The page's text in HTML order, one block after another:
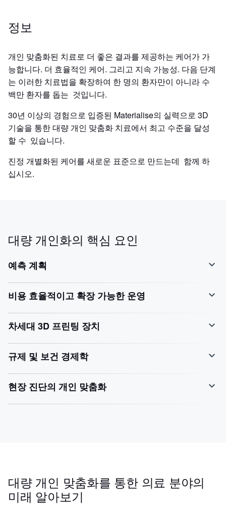
정보
개인 맞춤화된 치료로 더 좋은 결과를 제공하는 케어가 가
능합니다. 더 효율적인 케어. 그리고 지속 가능성. 다음 단계
는 이러한 치료법을 확장하여 한 명의 환자만이 아니라 수
백만 환자를 돕는 것입니다.
30년 이상의 경험으로 입증된 Materialise의 실력으로 3D
기술을 통한 대량 개인 맞춤화 치료에서 최고 수준을 달성
할 수 있습니다.
진정 개별화된 케어를 새로운 표준으로 만드는데 함께 하
십시오.
대량 개인화의 핵심 요인
예측 계획
비용 효율적이고 확장 가능한 운영
차세대 3D 프린팅 장치
규제 및 보건 경제학
현장 진단의 개인 맞춤화
대량 개인 맞춤화를 통한 의료 분야의
미래 알아보기